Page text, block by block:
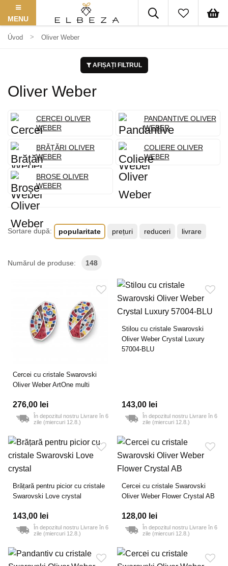
MENU
Úvod Oliver Weber
AFIȘAȚI FILTRUL
Oliver Weber
CERCEI OLIVER
WEBER
PANDANTIVE OLIVER
WEBER
BRĂȚĂRI OLIVER
WEBER
COLIERE OLIVER
WEBER
BROȘE OLIVER
WEBER
Sortare după: popularitate prețuri reduceri livrare
Numărul de produse: 148
Cercei cu cristale Swarovski
Oliver Weber ArtOne multi
276,00 lei
În depozitul nostru Livrare în 6
zile (miercuri 12.8.)
Stilou cu cristale Swarovski
Oliver Weber Crystal Luxury
57004-BLU
143,00 lei
În depozitul nostru Livrare în 6
zile (miercuri 12.8.)
Brățară pentru picior cu cristale
Swarovski Love crystal
143,00 lei
În depozitul nostru Livrare în 6
zile (miercuri 12.8.)
Cercei cu cristale Swarovski
Oliver Weber Flower Crystal AB
128,00 lei
În depozitul nostru Livrare în 6
zile (miercuri 12.8.)